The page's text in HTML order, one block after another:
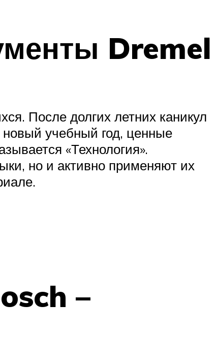
Dremel
После долгих летних каникул
новый учебный год, ценные
«Технология».
но и активно применяют их
–